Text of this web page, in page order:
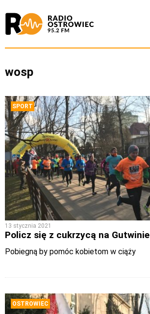
wosp
SPORT
13 stycznia 2021
Policz się z cukrzycą na Gutwinie
Pobiegną by pomóc kobietom w ciąży
OSTROWIEC